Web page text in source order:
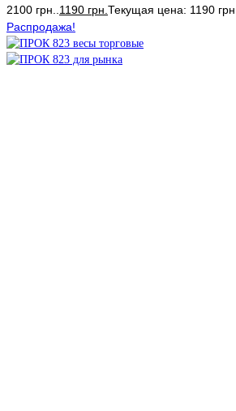
2100 грн.. 1190 грн. Текущая цена: 1190 грн..
Распродажа!